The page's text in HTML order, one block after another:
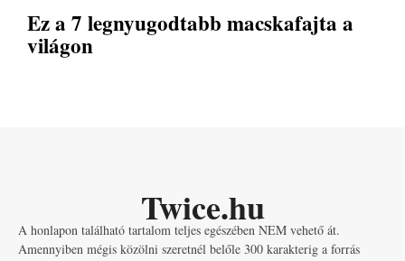
Ez a 7 legnyugodtabb macskafajta a
világon
Twice.hu
A honlapon található tartalom teljes egészében NEM vehető át.
Amennyiben mégis közölni szeretnél belőle 300 karakterig a forrás